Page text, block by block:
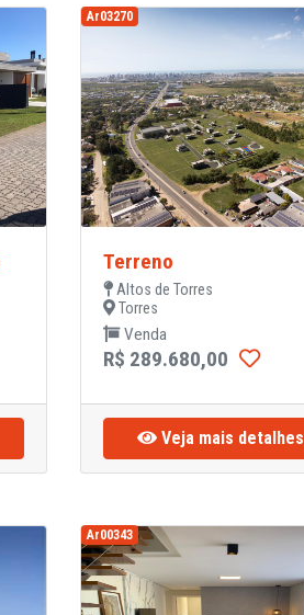
Ar03270
Terreno
Altos de Torres
Torres
Venda
R$ 289.680,00
Veja mais detalhes
Ar00343